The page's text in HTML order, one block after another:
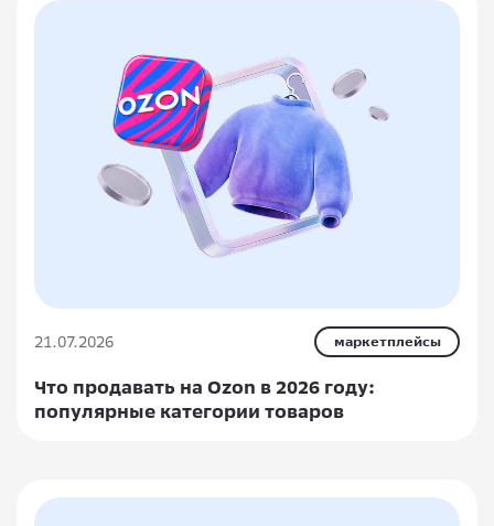
21.07.2026 маркетплейсы
Что продавать на Ozon в 2026 году:
популярные категории товаров